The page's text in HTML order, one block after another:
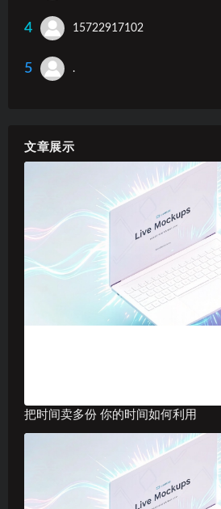
4 15722917102
5 .
文章展示
把时间卖多份 你的时间如何利用